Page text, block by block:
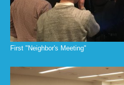
First "Neighbor's Meeting"